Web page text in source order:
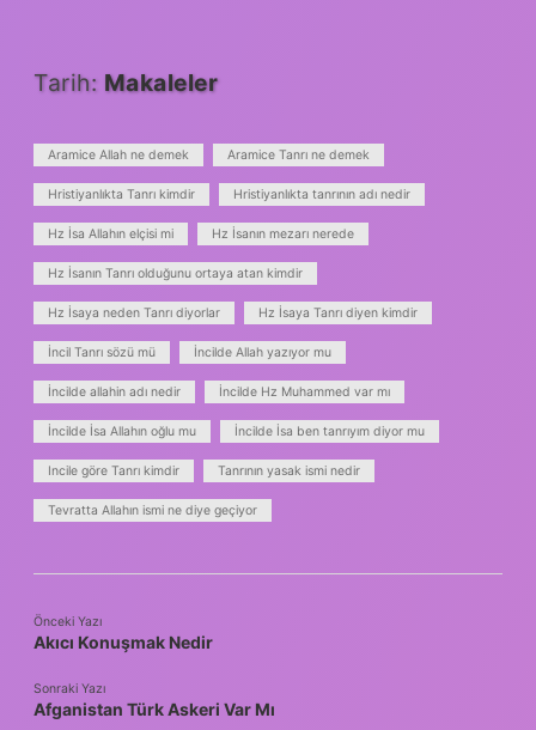
Tarih: Makaleler
Aramice Allah ne demek Aramice Tanrı ne demek
Hristiyanlıkta Tanrı kimdir Hristiyanlıkta tanrının adı nedir
Hz İsa Allahın elçisi mi Hz İsanın mezarı nerede
Hz İsanın Tanrı olduğunu ortaya atan kimdir
Hz İsaya neden Tanrı diyorlar Hz İsaya Tanrı diyen kimdir
İncil Tanrı sözü mü İncilde Allah yazıyor mu
İncilde allahin adı nedir İncilde Hz Muhammed var mı
İncilde İsa Allahın oğlu mu İncilde İsa ben tanrıyım diyor mu
Incile göre Tanrı kimdir Tanrının yasak ismi nedir
Tevratta Allahın ismi ne diye geçiyor
Önceki Yazı
Akıcı Konuşmak Nedir
Sonraki Yazı
Afganistan Türk Askeri Var Mı